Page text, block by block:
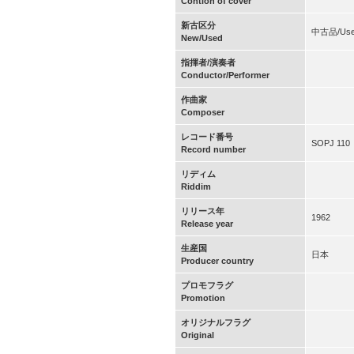
新古区分
New/Used
中古品/
指揮者/演奏者
Conductor/Performer
作曲家
Composer
レコード番号
Record number
SOPJ 110
リディム
Riddim
リリース年
Release year
1962
生産国
Producer country
日本
プロモフラグ
Promotion
オリジナルフラグ
Original